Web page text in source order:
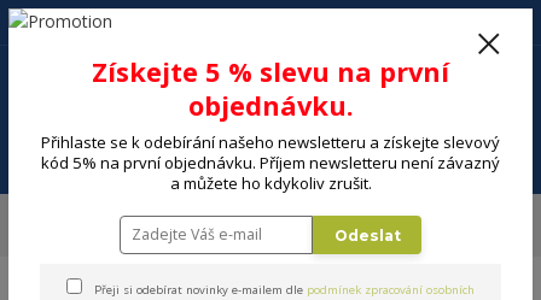
Menu
+420 602 494 600
Získejte 5 % slevu na první
objednávku.
Přihlaste se k odebírání našeho newsletteru a získejte slevový
kód 5% na první objednávku. Příjem newsletteru není závazný
a můžete ho kdykoliv zrušit.
Odeslat
Přeji si odebírat novinky e-mailem dle podmínek zpracování osobních